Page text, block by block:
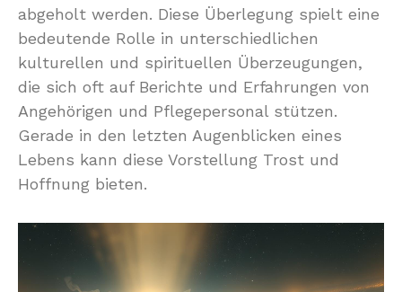
abgeholt werden. Diese Überlegung spielt eine
bedeutende Rolle in unterschiedlichen
kulturellen und spirituellen Überzeugungen,
die sich oft auf Berichte und Erfahrungen von
Angehörigen und Pflegepersonal stützen.
Gerade in den letzten Augenblicken eines
Lebens kann diese Vorstellung Trost und
Hoffnung bieten.